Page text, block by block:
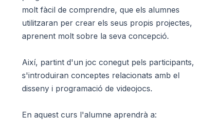
molt fàcil de comprendre, que els alumnes
utilitzaran per crear els seus propis projectes,
aprenent molt sobre la seva concepció.
Així, partint d'un joc conegut pels participants,
s'introduiran conceptes relacionats amb el
disseny i programació de videojocs.
En aquest curs l'alumne aprendrà a: